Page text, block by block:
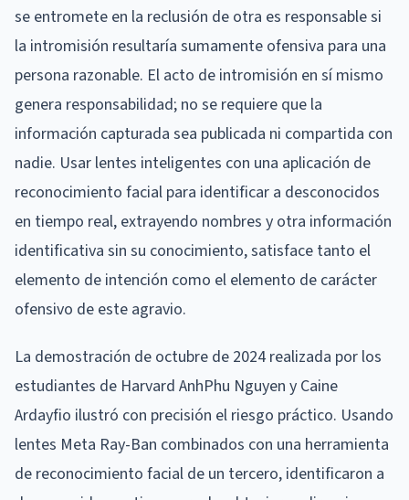
se entromete en la reclusión de otra es responsable si
la intromisión resultaría sumamente ofensiva para una
persona razonable. El acto de intromisión en sí mismo
genera responsabilidad; no se requiere que la
información capturada sea publicada ni compartida con
nadie. Usar lentes inteligentes con una aplicación de
reconocimiento facial para identificar a desconocidos
en tiempo real, extrayendo nombres y otra información
identificativa sin su conocimiento, satisface tanto el
elemento de intención como el elemento de carácter
ofensivo de este agravio.
La demostración de octubre de 2024 realizada por los
estudiantes de Harvard AnhPhu Nguyen y Caine
Ardayfio ilustró con precisión el riesgo práctico. Usando
lentes Meta Ray-Ban combinados con una herramienta
de reconocimiento facial de un tercero, identificaron a